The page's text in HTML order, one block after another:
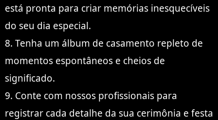
está pronta para criar memórias inesquecíveis
do seu dia especial.
8. Tenha um álbum de casamento repleto de
momentos espontâneos e cheios de
significado.
9. Conte com nossos profissionais para
registrar cada detalhe da sua cerimônia e festa